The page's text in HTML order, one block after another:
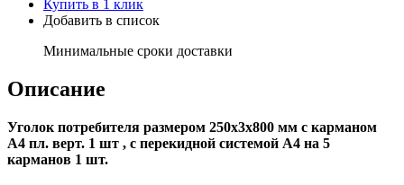
Купить в 1 клик
Добавить в список
Минимальные сроки доставки
Описание
Уголок потребителя размером 250х3х800 мм с карманом
А4 пл. верт. 1 шт , с перекидной системой А4 на 5
карманов 1 шт.